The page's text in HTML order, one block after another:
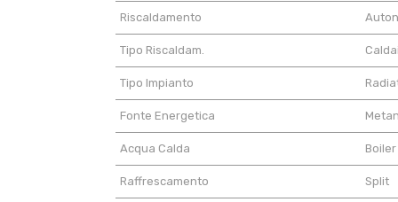
Riscaldamento
Tipo Riscaldam.
Tipo Impianto
Fonte Energetica
Acqua Calda
Raffrescamento Split